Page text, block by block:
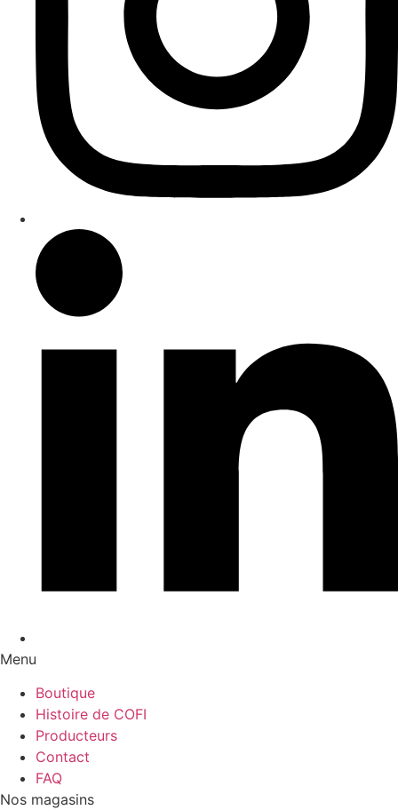
Menu
Boutique
Histoire de COFI
Producteurs
Contact
FAQ
Nos magasins